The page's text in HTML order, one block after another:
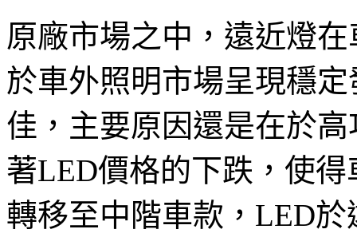
原廠市場之中，遠近燈
於車外照明市場呈現穩
佳，主要原因還是在於
著LED價格的下跌，使
轉移至中階車款，LED